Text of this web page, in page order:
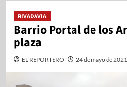
RIVADAVIA
Barrio Portal de los
plaza
EL REPORTERO 24 de mayo de 2021